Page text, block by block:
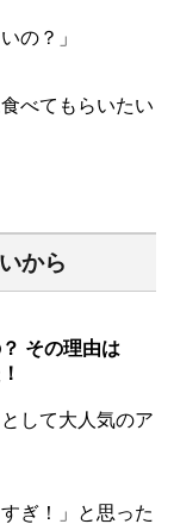
の？」
べてもらいたい
から
その理由は
して大人気のア
ぎ！」と思った